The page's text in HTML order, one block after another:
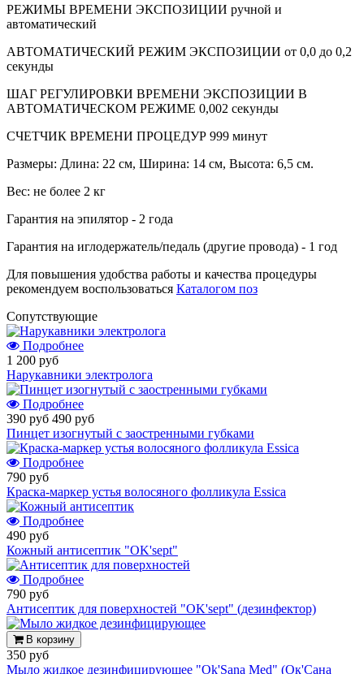
РЕЖИМЫ ВРЕМЕНИ ЭКСПОЗИЦИИ ручной и
автоматический
АВТОМАТИЧЕСКИЙ РЕЖИМ ЭКСПОЗИЦИИ от 0,0 до 0,2
секунды
ШАГ РЕГУЛИРОВКИ ВРЕМЕНИ ЭКСПОЗИЦИИ В
АВТОМАТИЧЕСКОМ РЕЖИМЕ 0,002 секунды
СЧЕТЧИК ВРЕМЕНИ ПРОЦЕДУР 999 минут
Размеры: Длина: 22 см, Ширина: 14 см, Высота: 6,5 см.
Вес: не более 2 кг
Гарантия на эпилятор - 2 года
Гарантия на иглодержатель/педаль (другие провода) - 1 год
Для повышения удобства работы и качества процедуры
рекомендуем воспользоваться Каталогом поз
Cопутствующие
Подробнее
1 200 руб
Нарукавники электролога
Подробнее
390 руб 490 руб
Пинцет изогнутый с заостренными губками
Подробнее
790 руб
Краска-маркер устья волосяного фолликула Essica
Подробнее
490 руб
Кожный антисептик "OK'sept"
Подробнее
790 руб
Антисептик для поверхностей "OK'sept" (дезинфектор)
В корзину
350 руб
Мыло жидкое дезинфицирующее "Ok'Sana Med" (Ок'Сана